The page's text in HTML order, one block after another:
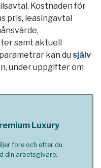
Kostnaden för
pris, leasingavtal
samt aktuell
kan du själv
under uppgifter om
Luxury
före och efter du
din arbetsgivare.